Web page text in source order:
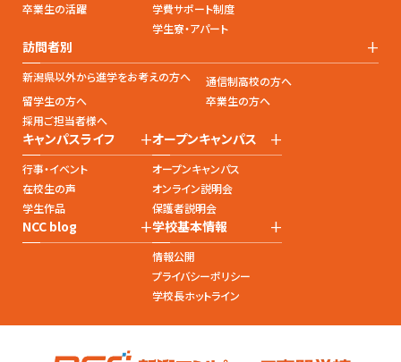
卒業生の活躍
学費サポート制度
学生寮・アパート
訪問者別 +
新潟県以外から進学をお考えの方へ
通信制高校の方へ
留学生の方へ
卒業生の方へ
採用ご担当者様へ
キャンパスライフ +
行事・イベント
在校生の声
学生作品
オープンキャンパス +
オープンキャンパス
オンライン説明会
保護者説明会
NCC blog +学校基本情報 +
情報公開
プライバシーポリシー
学校長ホットライン